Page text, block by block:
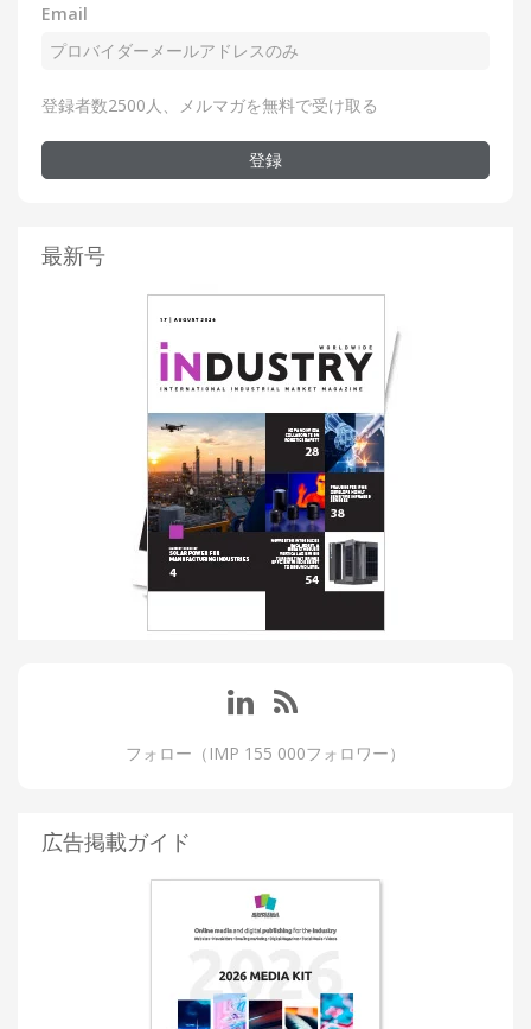
Email
登録者数2500人、メルマガを無料で受け取る
登録
最新号
フォロー（IMP 155 000フォロワー）
広告掲載ガイド